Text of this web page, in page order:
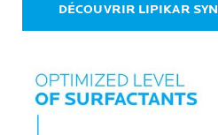
DÉCOUVRIR LIPIKAR